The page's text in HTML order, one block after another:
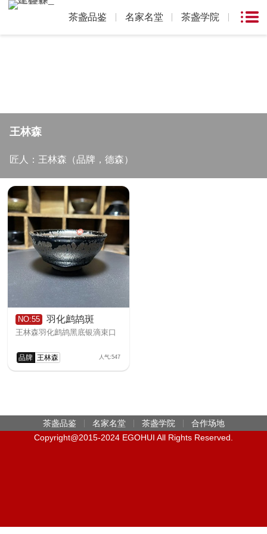
茶盏品鉴 名家名堂 茶盏学院
王林森
匠人：王林森（品牌，德森）
NO:55 羽化鹧鸪斑
王林森羽化鹧鸪黑底银滴束口
品牌 王林森 人气:547
茶盏品鉴 名家名堂 茶盏学院
合作场地
Copyright@2015-2024 EGOHUI All Rights Reserved.